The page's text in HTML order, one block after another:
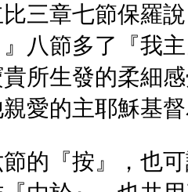
三章七節保羅
八節多了『我
所生發的柔細
愛的主耶穌基督
的『按』，也